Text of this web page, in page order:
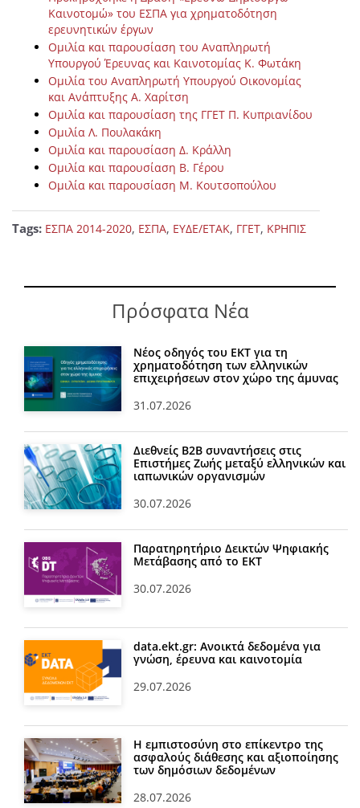
Καινοτομώ» του ΕΣΠΑ για χρηματοδότηση
ερευνητικών έργων
Ομιλία και παρουσίαση του Αναπληρωτή
Υπουργού Έρευνας και Καινοτομίας Κ. Φωτάκη
Ομιλία του Αναπληρωτή Υπουργού Οικονομίας
και Ανάπτυξης A. Χαρίτση
Ομιλία και παρουσίαση της ΓΓΕΤ Π. Κυπριανίδου
Ομιλία Λ. Πουλακάκη
Ομιλία και παρουσίαση Δ. Κράλλη
Ομιλία και παρουσίαση Β. Γέρου
Ομιλία και παρουσίαση Μ. Κουτσοπούλου
Tags: ΕΣΠΑ 2014-2020, ΕΣΠΑ, ΕΥΔΕ/ΕΤΑΚ, ΓΓΕΤ, ΚΡΗΠΙΣ
Πρόσφατα Νέα
Νέος οδηγός του ΕΚΤ για τη
χρηματοδότηση των ελληνικών
επιχειρήσεων στον χώρο της άμυνας
31.07.2026
Διεθνείς Β2Β συναντήσεις στις
Επιστήμες Ζωής μεταξύ ελληνικών και
ιαπωνικών οργανισμών
30.07.2026
Παρατηρητήριο Δεικτών Ψηφιακής
Μετάβασης από το ΕΚΤ
30.07.2026
data.ekt.gr: Ανοικτά δεδομένα για
γνώση, έρευνα και καινοτομία
29.07.2026
Η εμπιστοσύνη στο επίκεντρο της
ασφαλούς διάθεσης και αξιοποίησης
των δημόσιων δεδομένων
28.07.2026